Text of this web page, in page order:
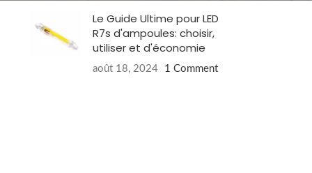
Le Guide Ultime pour LED
R7s d'ampoules: choisir,
utiliser et d'économie
août 18, 2024 1 Comment